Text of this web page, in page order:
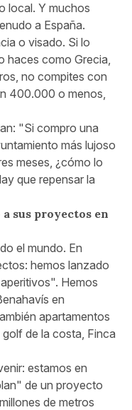
local. Y muchos
a España.
o visado. Si lo
haces como Grecia,
no compites con
400.000 o menos,
"Si compro una
más lujoso
meses, ¿cómo lo
que repensar la
sus proyectos en
el mundo. En
hemos lanzado
Hemos
en
apartamentos
de la costa, Finca
estamos en
de un proyecto
de metros